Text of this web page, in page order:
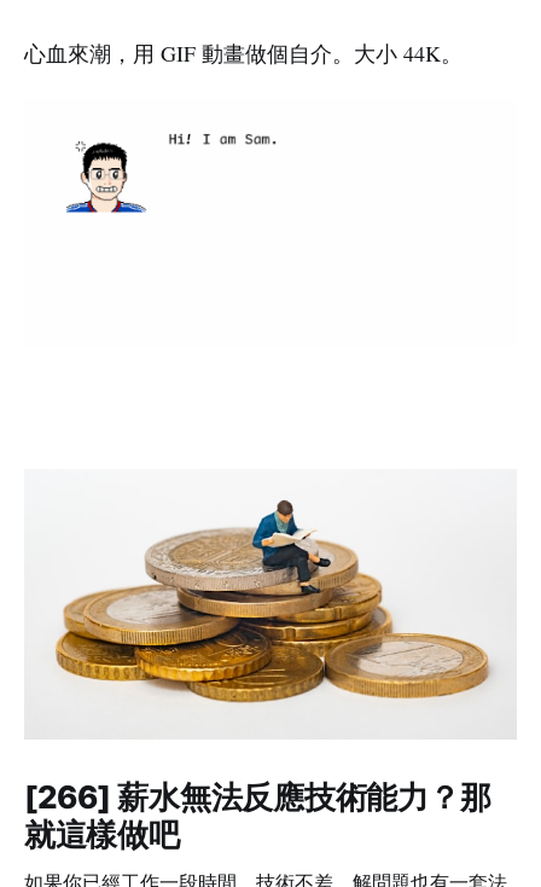
心血來潮，用 GIF 動畫做個自介。大小 44K。
[266] 薪水無法反應技術能力？那
就這樣做吧
如果你已經工作一段時間，技術不差、解問題也有一套法